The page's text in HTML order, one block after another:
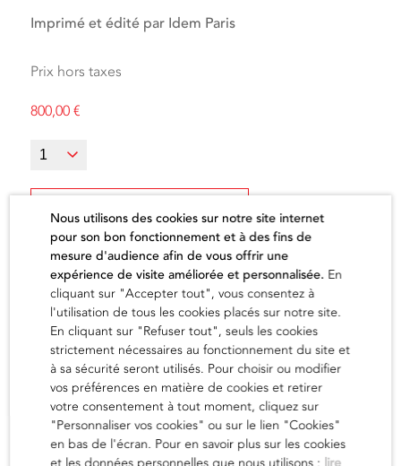
Imprimé et édité par Idem Paris
Prix hors taxes
800,00€
Ajouter au panier
L'artiste
en savoir
Nous utilisons des cookies sur notre site internet
pour son bon fonctionnement et à des fins de
mesure d'audience afin de vous offrir une
expérience de visite améliorée et personnalisée. En
cliquant sur "Accepter tout", vous consentez à
l'utilisation de tous les cookies placés sur notre site.
En cliquant sur "Refuser tout", seuls les cookies
strictement nécessaires au fonctionnement du site et
à sa sécurité seront utilisés. Pour choisir ou modifier
vos préférences en matière de cookies et retirer
votre consentement à tout moment, cliquez sur
"Personnaliser vos cookies" ou sur le lien "Cookies"
en bas de l'écran. Pour en savoir plus sur les cookies